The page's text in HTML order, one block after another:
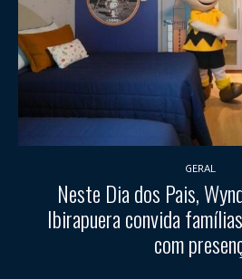
GERAL
Neste Dia dos Pais,
Ibirapuera convida
com